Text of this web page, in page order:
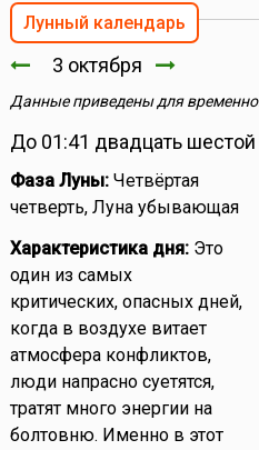
Лунный календарь
3 октября
Данные приведены для
До 01:41 двадцать шестой
Фаза Луны:Четвёртая
четверть, Луна убывающая
Характеристика дня:Это
один из самых
критических, опасных дней,
когда в воздухе витает
атмосфера конфликтов,
люди напрасно суетятся,
тратят много энергии на
болтовню. Именно в этот